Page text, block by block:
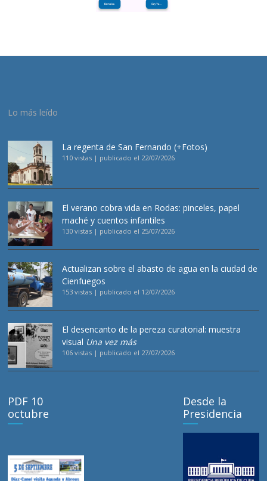
Lo más leído
La regenta de San Fernando (+Fotos)
110 vistas | publicado el 22/07/2026
El verano cobra vida en Rodas: pinceles, papel
maché y cuentos infantiles
130 vistas | publicado el 25/07/2026
Actualizan sobre el abasto de agua en la ciudad de
Cienfuegos
153 vistas | publicado el 12/07/2026
El desencanto de la pereza curatorial: muestra
visual Una vez más
106 vistas | publicado el 27/07/2026
PDF 10
octubre
Desde la
Presidencia